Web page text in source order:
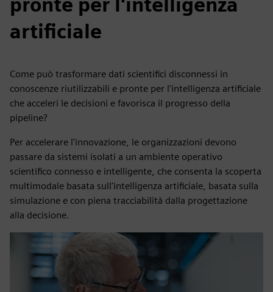
artificiale
Come può trasformare dati scientifici disconnessi in
conoscenze riutilizzabili e pronte per l'intelligenza artificiale
che acceleri le decisioni e favorisca il progresso della
pipeline?
Per accelerare l'innovazione, le organizzazioni devono
passare da sistemi isolati a un ambiente operativo
scientifico connesso e intelligente, che consenta la scoperta
multimodale basata sull'intelligenza artificiale, basata sulla
simulazione e con piena tracciabilità dalla progettazione
alla decisione.